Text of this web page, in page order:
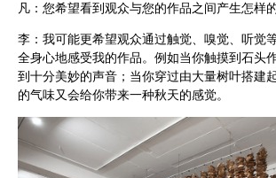
凡：您希望看到观众与您的作品之间产生怎样
李：我可能更希望观众通过触觉、嗅觉、听觉
全身心地感受我的作品。例如当你触摸到石头
到十分美妙的声音；当你穿过由大量树叶搭建
的气味又会给你带来一种秋天的感觉。